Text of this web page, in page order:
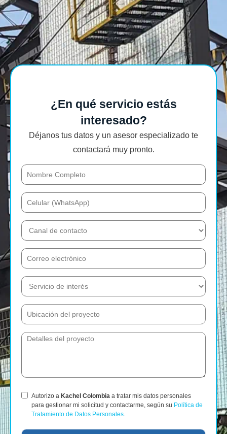
¿En qué servicio estás
interesado?
Déjanos tus datos y un asesor especializado te
contactará muy pronto.
Autorizo a Kachel Colombia a tratar mis datos personales
para gestionar mi solicitud y contactarme, según su Política de
Tratamiento de Datos Personales